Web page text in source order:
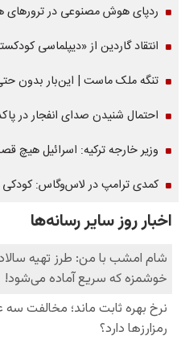
ردپای هوش مصنوعی در ترورهای
انتقاد گاردین از «دیپلماسی
تنگه ملک ماست | این‌بار بدون
احتمال شنیدن صدای انفجار در
وزیر خارجه ترکیه: اسرائیل هیچ
کمدی ترامپ در لاس‌وگاس: